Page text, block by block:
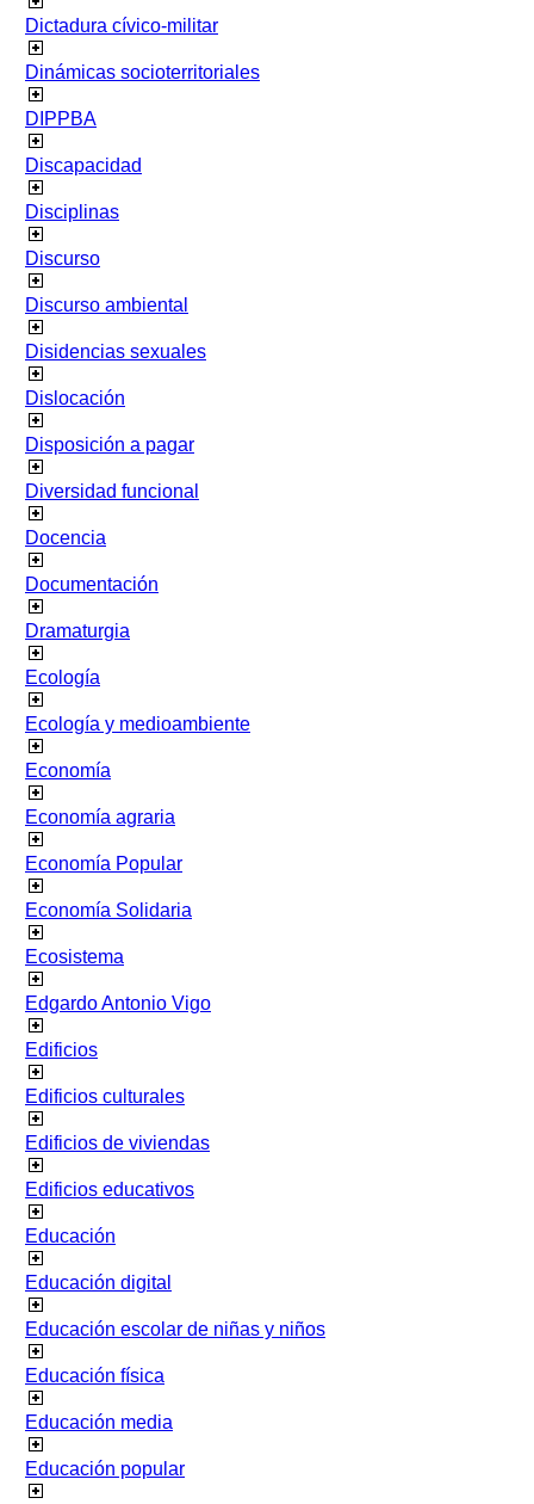
Dictadura cívico-militar
Dinámicas socioterritoriales
DIPPBA
Discapacidad
Disciplinas
Discurso
Discurso ambiental
Disidencias sexuales
Dislocación
Disposición a pagar
Diversidad funcional
Docencia
Documentación
Dramaturgia
Ecología
Ecología y medioambiente
Economía
Economía agraria
Economía Popular
Economía Solidaria
Ecosistema
Edgardo Antonio Vigo
Edificios
Edificios culturales
Edificios de viviendas
Edificios educativos
Educación
Educación digital
Educación escolar de niñas y niños
Educación física
Educación media
Educación popular